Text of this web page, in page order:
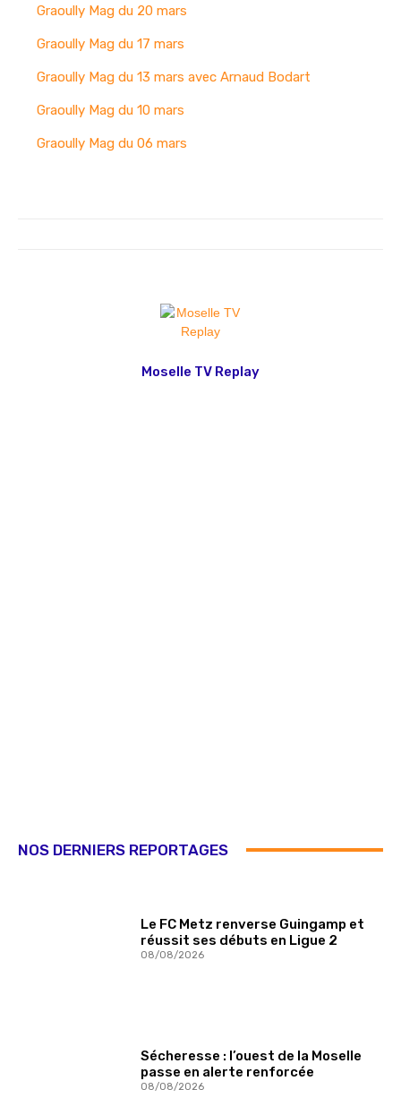
Graoully Mag du 20 mars
Graoully Mag du 17 mars
Graoully Mag du 13 mars avec Arnaud Bodart
Graoully Mag du 10 mars
Graoully Mag du 06 mars
Moselle TV Replay
NOS DERNIERS REPORTAGES
Le FC Metz renverse Guingamp et
réussit ses débuts en Ligue 2
08/08/2026
Sécheresse : l’ouest de la Moselle
passe en alerte renforcée
08/08/2026